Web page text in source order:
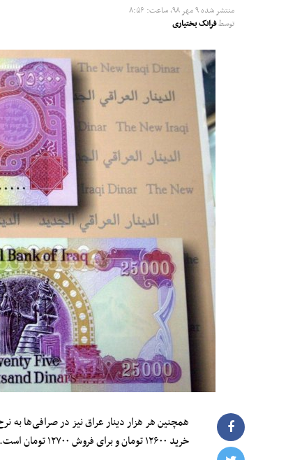
منتشر شده۹ مهر ۹۸, ساعت: ۸:۵۶
توسطفرانک بختیاری
خرید ۱۲۶۰۰ تومان و برای فروش ۱۲۷۰۰ تومان است.